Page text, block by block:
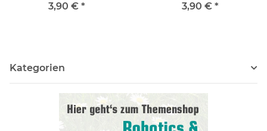
3,90 € *
3,90 € *
Kategorien